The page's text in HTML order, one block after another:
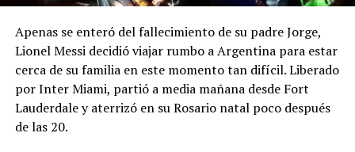
Apenas se enteró del fallecimiento de su padre Jorge,
Lionel Messi decidió viajar rumbo a Argentina para estar
cerca de su familia en este momento tan difícil. Liberado
por Inter Miami, partió a media mañana desde Fort
Lauderdale y aterrizó en su Rosario natal poco después
de las 20.